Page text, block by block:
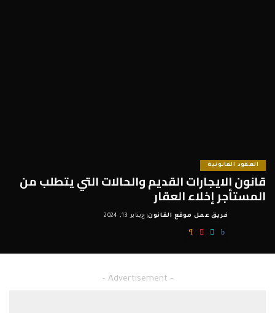
العقود القانونية
قانون الايجارات القديم والحالات التي يتطلب من
المستأجر إخلاء العقار
Posted
by
فريق عمل موقع القانون يناير 13, 2024
– Advertisement –